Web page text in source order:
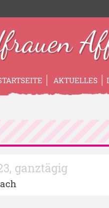
AKTUELLES
, ganztägig